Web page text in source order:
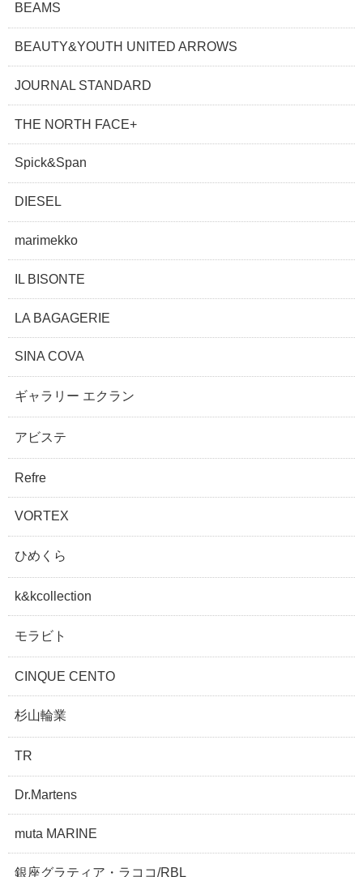
BEAMS
BEAUTY&YOUTH UNITED ARROWS
JOURNAL STANDARD
THE NORTH FACE+
Spick&Span
DIESEL
marimekko
IL BISONTE
LA BAGAGERIE
SINA COVA
ギャラリー エクラン
アビステ
Refre
VORTEX
ひめくら
k&kcollection
モラビト
CINQUE CENTO
杉山輪業
TR
Dr.Martens
muta MARINE
銀座グラティア・ラココ/RBL